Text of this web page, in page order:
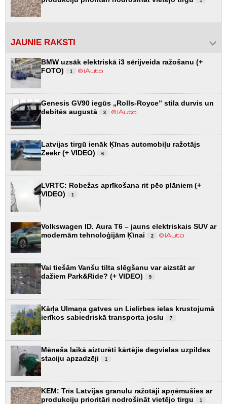
JAUNIE RAKSTI
BMW uzsāk elektriskā i3 sērijveida ražošanu (+
FOTO)
1
Genesis GV90 iegūs „Rolls-Royce” stila durvis un
debitēs augustā
3
Latvijas tirgū ienāk Ķīnas automobiļu ražotājs
Zeekr (+ VIDEO)
6
LVRTC: Robežas aprīkošana rit pēc plāniem (+
VIDEO)
1
Volkswagen ID. Aura T6 – jauns elektriskais SUV ar
modernām tehnoloģijām Ķīnai
2
Vai tiešām Vanšu tilta slēgšanu var aizstāt ar
dažiem Park&Ride? (+ VIDEO)
9
Kārļa Ulmaņa gatves un Lielirbes ielas krustojumā
ierīkos sabiedriskā transporta joslu
7
Mēneša laikā aizturēti kārtējie degvielas uzpildes
staciju apzadzēji
1
KEM: Trīs Latvijas granulu ražotāji apņēmušies ar
produkciju prioritāri nodrošināt vietējo tirgu
1